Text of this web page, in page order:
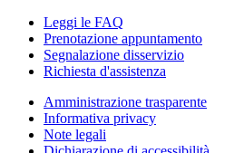
Leggi le FAQ
Prenotazione appuntamento
Segnalazione disservizio
Richiesta d'assistenza
Amministrazione trasparente
Informativa privacy
Note legali